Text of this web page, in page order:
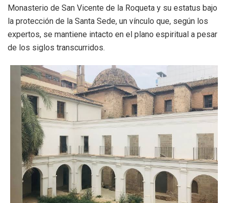
Monasterio de San Vicente de la Roqueta y su estatus bajo
la protección de la Santa Sede, un vínculo que, según los
expertos, se mantiene intacto en el plano espiritual a pesar
de los siglos transcurridos.